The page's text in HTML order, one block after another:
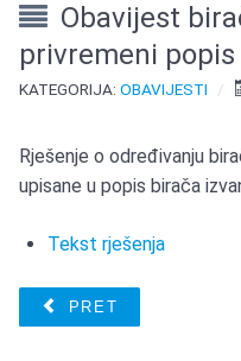
Obavijest
privremeni
KATEGORIJA:OBAVIJESTI
Rješenje o određivanju
upisane u popis birača
Tekst rješenja
PRET